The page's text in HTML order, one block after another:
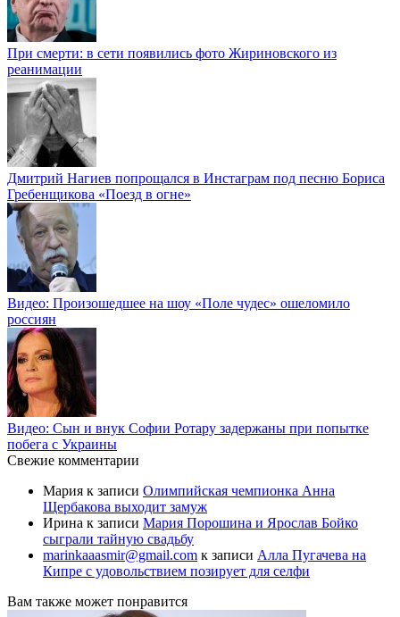
При смерти: в сети появились фото Жириновского из
реанимации
Дмитрий Нагиев попрощался в Инстаграм под песню Бориса
Гребенщикова «Поезд в огне»
Видео: Произошедшее на шоу «Поле чудес» ошеломило
россиян
Видео: Сын и внук Софии Ротару задержаны при попытке
побега с Украины
Свежие комментарии
Мария к записи Олимпийская чемпионка Анна
Щербакова выходит замуж
Ирина к записи Мария Порошина и Ярослав Бойко
сыграли тайную свадьбу
marinkaaasmir@gmail.com к записи Алла Пугачева на
Кипре с удовольствием позирует для селфи
Вам также может понравится